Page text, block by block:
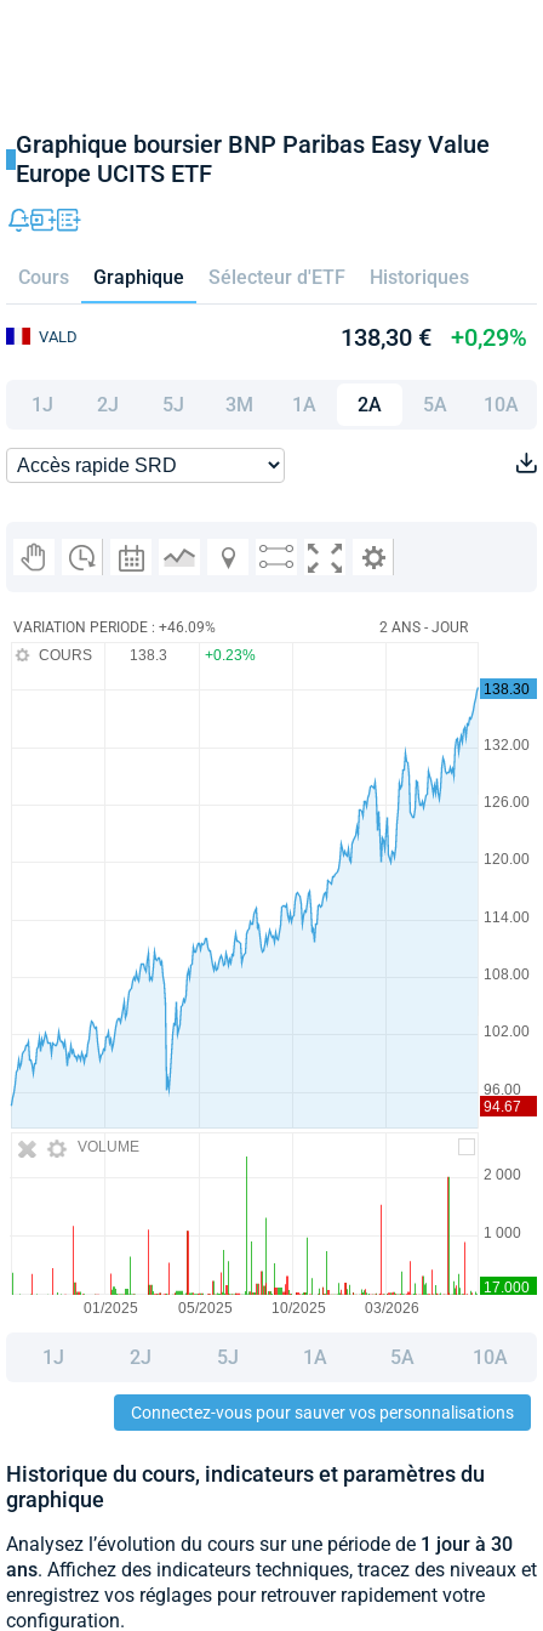
Graphique boursier BNP Paribas Easy Value
Europe UCITS ETF
Cours Graphique Sélecteur d'ETF Historiques
VALD 138,30 € +0,29%
1J 2J 5J 3M 1A 2A 5A 10A
VARIATION PERIODE : +46.09% 2 ANS - JOUR
VOLUME
COURS 138.3 +0.23%
1J 2J 5J 1A 5A 10A
Connectez-vous pour sauver vos personnalisations
Historique du cours, indicateurs et paramètres du
graphique
Analysez l’évolution du cours sur une période de 1 jour à 30
ans. Affichez des indicateurs techniques, tracez des niveaux et
enregistrez vos réglages pour retrouver rapidement votre
configuration.